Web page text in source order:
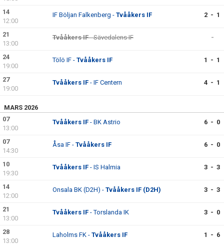
14
12:00
IF Böljan Falkenberg - Tvååkers IF 2 - 1
21
13:00
Tvååkers IF- Sävedalens IF -
24
19:00
Tölö IF - Tvååkers IF 1 - 1
27
19:00
Tvååkers IF - IF Centern 4 - 1
MARS 2026
07
13:00
Tvååkers IF - BK Astrio 6 - 0
07
14:30
Åsa IF - Tvååkers IF 6 - 0
10
19:30
Tvååkers IF - IS Halmia 3 - 3
14
12:00
Onsala BK (D2H) - Tvååkers IF (D2H) 3 - 3
21
13:00
Tvååkers IF - Torslanda IK 3 - 0
28
13:00
Laholms FK - Tvååkers IF 1 - 6